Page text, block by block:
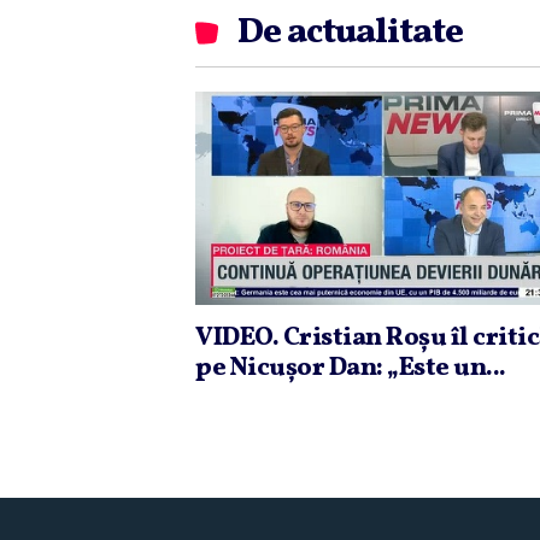
De actualitate
VIDEO. Cristian Roşu îl
pe Nicuşor Dan: „Este un...